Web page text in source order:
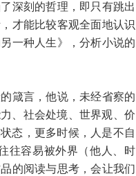
深刻的哲理，即只有跳出
才能比较客观全面地认识
一种人生》，分析小说的
箴言，他说，未经省察的
、社会处境、世界观、价
态，更多时候，人是不自
往容易被外界（他人、时
的阅读与思考，会让我们